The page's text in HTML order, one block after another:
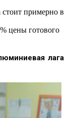
примерно в
цены готового
лага